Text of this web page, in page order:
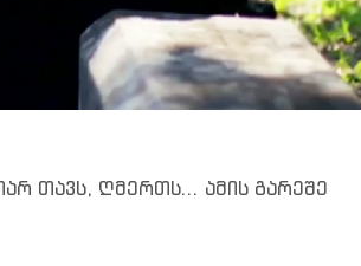
თავს, ღმერთს... ამის გარეშე